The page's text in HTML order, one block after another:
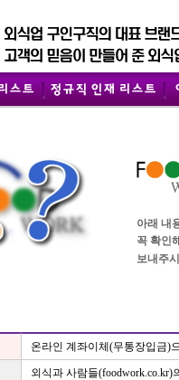
아래 내
꼭 확인
보내주
온라인 계좌이체(무통장입금)
외식과 사람들(foodwork.co.kr)